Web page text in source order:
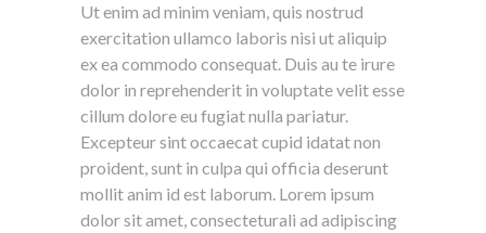
Ut enim ad minim veniam, quis nostrud
exercitation ullamco laboris nisi ut aliquip
ex ea commodo consequat. Duis au te irure
dolor in reprehenderit in voluptate velit esse
cillum dolore eu fugiat nulla pariatur.
Excepteur sint occaecat cupid idatat non
proident, sunt in culpa qui officia deserunt
mollit anim id est laborum. Lorem ipsum
dolor sit amet, consecteturali ad adipiscing